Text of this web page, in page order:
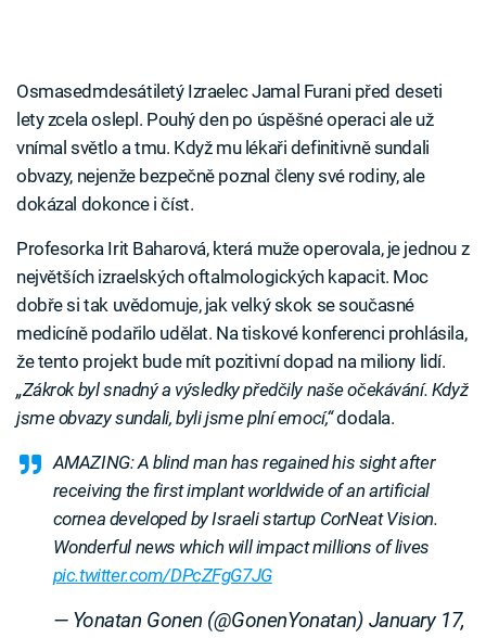
Osmasedmdesátiletý Izraelec Jamal Furani před deseti
lety zcela oslepl. Pouhý den po úspěšné operaci ale už
vnímal světlo a tmu. Když mu lékaři definitivně sundali
obvazy, nejenže bezpečně poznal členy své rodiny, ale
dokázal dokonce i číst.
Profesorka Irit Baharová, která muže operovala, je jednou z
největších izraelských oftalmologických kapacit. Moc
dobře si tak uvědomuje, jak velký skok se současné
medicíně podařilo udělat. Na tiskové konferenci prohlásila,
že tento projekt bude mít pozitivní dopad na miliony lidí.
„Zákrok byl snadný a výsledky předčily naše očekávání. Když
jsme obvazy sundali, byli jsme plní emocí,“dodala.
AMAZING: A blind man has regained his sight after
receiving the first implant worldwide of an artificial
cornea developed by Israeli startup CorNeat Vision.
Wonderful news which will impact millions of lives
pic.twitter.com/DPcZFgG7JG
— Yonatan Gonen (@GonenYonatan) January 17,